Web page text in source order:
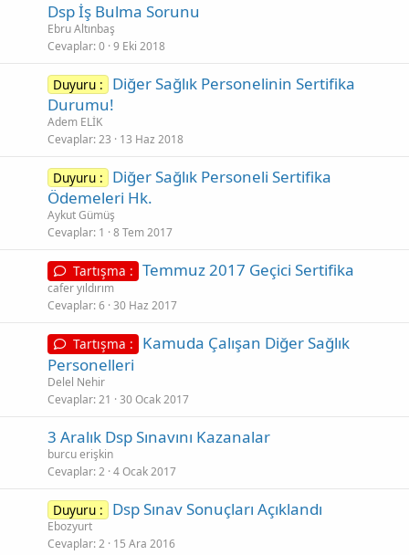
Dsp İş Bulma Sorunu
Ebru Altınbaş
Cevaplar 0 9 Eki 2018
Duyuru :
Diğer Sağlık Personelinin Sertifika
Durumu!
Adem ELİK
Cevaplar 23 13 Haz 2018
Duyuru :
Diğer Sağlık Personeli Sertifika
Ödemeleri Hk.
Aykut Gümüş
Cevaplar 1 8 Tem 2017
Tartışma : Temmuz 2017 Geçici Sertifika
cafer yıldırım
Cevaplar 6 30 Haz 2017
Tartışma :
Kamuda Çalışan Diğer Sağlık
Personelleri
Delel Nehir
Cevaplar 21 30 Ocak 2017
3 Aralık Dsp Sınavını Kazanalar
burcu erişkin
Cevaplar 2 4 Ocak 2017
Duyuru : Dsp Sınav Sonuçları Açıklandı
Ebozyurt
Cevaplar 2 15 Ara 2016